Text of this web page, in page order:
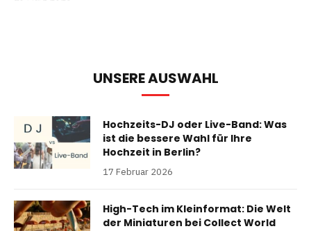
UNSERE AUSWAHL
Hochzeits-DJ oder Live-Band: Was
ist die bessere Wahl für Ihre
Hochzeit in Berlin?
17 Februar 2026
High-Tech im Kleinformat: Die Welt
der Miniaturen bei Collect World